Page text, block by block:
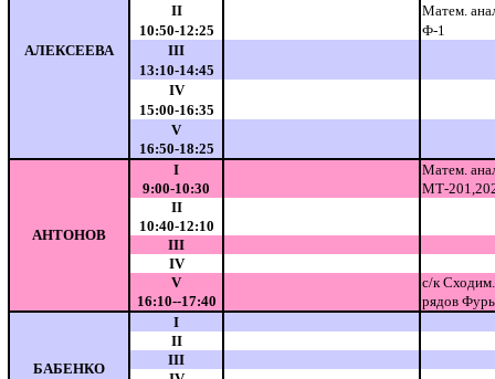
АЛЕКСЕЕВА
II
Матем.
10:50-12:25
Ф-1
III
13:10-14:45
IV
15:00-16:35
V
16:50-18:25
АНТОНОВ
I
Матем.
9:00-10:30
МТ-
II
10:40-12:10
III
IV
V
с/к
16:10--17:40
рядов
БАБЕНКО
I
II
III